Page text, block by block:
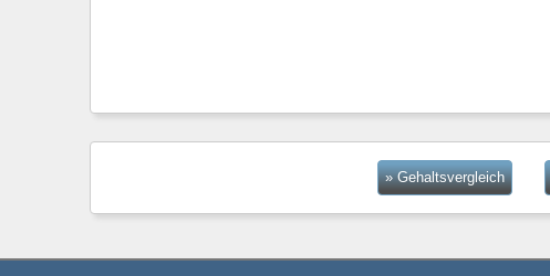
» Gehaltsvergleich